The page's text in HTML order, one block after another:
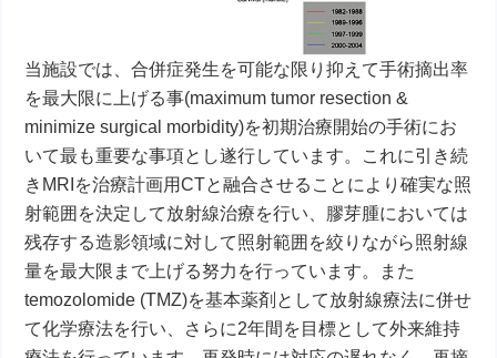
当施設では、合併症発生を可能な限り抑えて手術摘出率
を最大限に上げる事(maximum tumor resection &
minimize surgical morbidity)を初期治療開始の手術にお
いて最も重要な事項とし遂行しています。これに引き続
きMRIを治療計画用CTと融合させることにより確実な照
射範囲を決定して放射線治療を行い、膠芽腫においては
残存する造影領域に対して照射範囲を絞りながら照射線
量を最大限まで上げる努力を行っています。また
temozolomide (TMZ)を基本薬剤として放射線療法に併せ
て化学療法を行い、さらに2年間を目標として外来維持